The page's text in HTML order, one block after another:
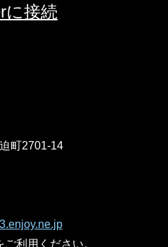
に接続
町2701-14
ご利用ください。